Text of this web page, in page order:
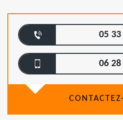
05 33
06 28